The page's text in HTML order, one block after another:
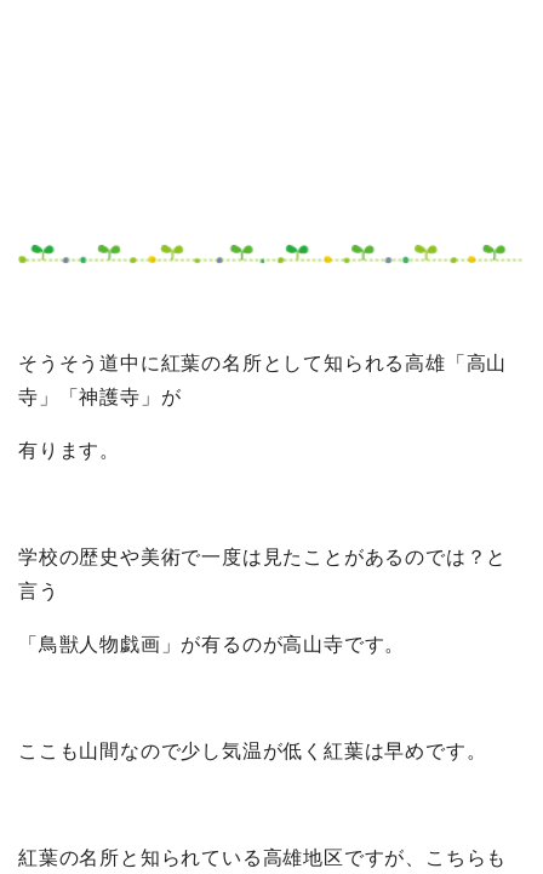
そうそう道中に紅葉の名所として知られる高雄「高山
寺」「神護寺」が
有ります。
学校の歴史や美術で一度は見たことがあるのでは？と
言う
「鳥獣人物戯画」が有るのが高山寺です。
ここも山間なので少し気温が低く紅葉は早めです。
紅葉の名所と知られている高雄地区ですが、こちらも